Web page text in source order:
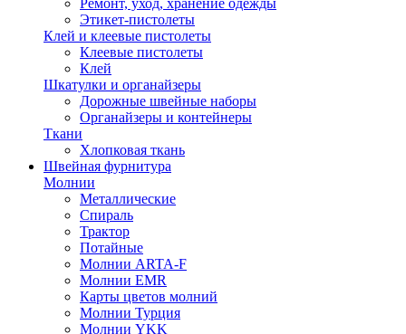
Ремонт, уход, хранение одежды
Этикет-пистолеты
Клей и клеевые пистолеты
Клеевые пистолеты
Клей
Шкатулки и органайзеры
Дорожные швейные наборы
Органайзеры и контейнеры
Ткани
Хлопковая ткань
Швейная фурнитура
Молнии
Металлические
Спираль
Трактор
Потайные
Молнии ARTA-F
Молнии EMR
Карты цветов молний
Молнии Турция
Молнии YKK